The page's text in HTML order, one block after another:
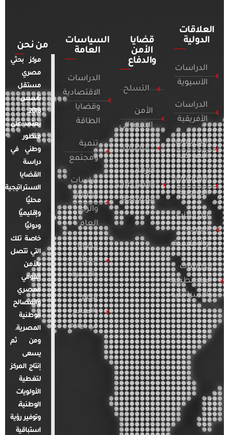
العلاقات
الدولية
الدراسات
الآسيوية
الدراسات
الأفريقية
الدراسات
الأمريكية
الدراسات
الأوروبية
الدراسات
العربية
والإقليمية
الدراسات
الفلسطينية
والإسرائيلية
قضايا
الأمن
والدفاع
التسلح
الأمن
السيبراني
التطرف
الإرهاب
والصراعات
المسلحة
السياسات
العامة
الدراسات
الاقتصادية
وقضايا
الطاقة
تنمية
ومجتمع
دراسات
الإعلام
والرأي
العام
قضايا
المرأة
والأسرة
مصر
والعالم
في أرقام
من نحن
مركز بحثي
مصري
مستقل
تأسس
2018.
يعتمد على
منظور
وطني في
دراسة
القضايا
الاستراتيجية
محليًا
وإقليميًا
ودوليًا
خاصة تلك
التي تتصل
بالأمن
القومي
المصري
والمصالح
الوطنية
المصرية.
ومن ثم
يسعى
إنتاج المركز
لتغطية
الأولويات
الوطنية،
وتوفير رؤية
استباقية